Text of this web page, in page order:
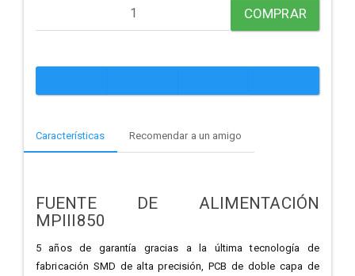
COMPRAR
Características Recomendar a un amigo
FUENTE DE ALIMENTACIÓN
MPIII850
5 años de garantía gracias a la última tecnología de
fabricación SMD de alta precisión, PCB de doble capa de